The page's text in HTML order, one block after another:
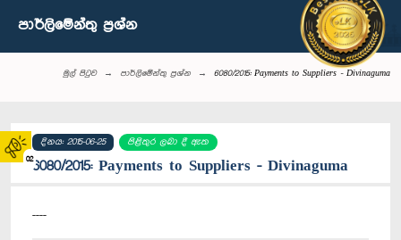
02
පාර්ලි‌මේන්තු‌ ප්‍රශ්න
මුල් පිටුව පාර්ලි‌මේන්තු‌ ප්‍රශ්න 6080/2015: Payments to Suppliers - Divinaguma
දිනය: 2015-06-25 පිළිතුර ලබා දී ඇත
6080/2015: Payments to Suppliers - Divinaguma
----